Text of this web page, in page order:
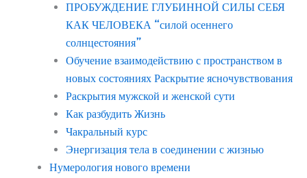
ПРОБУЖДЕНИЕ ГЛУБИННОЙ СИЛЫ СЕБЯ
КАК ЧЕЛОВЕКА “силой осеннего
солнцестояния”
Обучение взаимодействию с пространством в
новых состояниях Раскрытие ясночувствования
Раскрытия мужской и женской сути
Как разбудить Жизнь
Чакральный курс
Энергизация тела в соединении с жизнью
Нумерология нового времени